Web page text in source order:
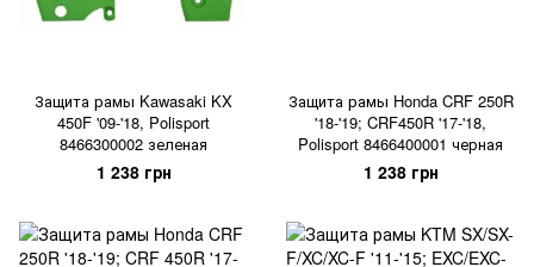
Защита рамы Kawasaki KX
450F '09-'18, Polisport
8466300002 зеленая
1 238 грн
Защита рамы Honda CRF 250R
'18-'19; CRF450R '17-'18,
Polisport 8466400001 черная
1 238 грн